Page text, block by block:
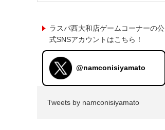
ラスパ西大和店ゲームコーナーの公
式SNSアカウントはこちら！
@namconisiyamato
Tweets by namconisiyamato